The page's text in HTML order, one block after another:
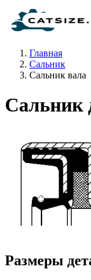
Главная
Сальник
Сальник вала
Сальник
Размеры